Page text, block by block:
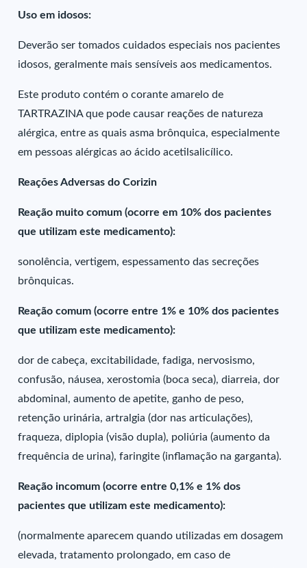
Uso em idosos:
Deverão ser tomados cuidados especiais nos pacientes
idosos, geralmente mais sensíveis aos medicamentos.
Este produto contém o corante amarelo de
TARTRAZINA que pode causar reações de natureza
alérgica, entre as quais asma brônquica, especialmente
em pessoas alérgicas ao ácido acetilsalicílico.
Reações Adversas do Corizin
Reação muito comum (ocorre em 10% dos pacientes
que utilizam este medicamento):
sonolência, vertigem, espessamento das secreções
brônquicas.
Reação comum (ocorre entre 1% e 10% dos pacientes
que utilizam este medicamento):
dor de cabeça, excitabilidade, fadiga, nervosismo,
confusão, náusea, xerostomia (boca seca), diarreia, dor
abdominal, aumento de apetite, ganho de peso,
retenção urinária, artralgia (dor nas articulações),
fraqueza, diplopia (visão dupla), poliúria (aumento da
frequência de urina), faringite (inflamação na garganta).
Reação incomum (ocorre entre 0,1% e 1% dos
pacientes que utilizam este medicamento):
(normalmente aparecem quando utilizadas em dosagem
elevada, tratamento prolongado, em caso de